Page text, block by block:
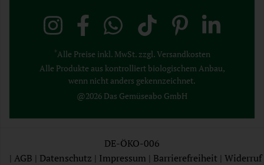
*Alle Preise inkl. MwSt. zzgl. Versandkosten
Alle Produkte aus kontrolliert biologischem Anbau,
wenn nicht anders gekennzeichnet.
@2026 Das Gemüseabo GmbH
DE-ÖKO-006
| AGB | Datenschutz | Impressum | Barrierefreiheit | Widerruf